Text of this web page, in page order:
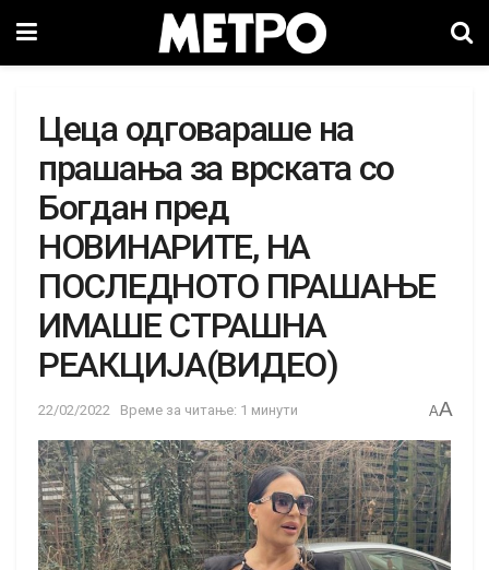
Цеца одговараше на
прашања за врската со
Богдан пред
НОВИНАРИТЕ, НА
ПОСЛЕДНОТО ПРАШАЊЕ
ИМАШЕ СТРАШНА
РЕАКЦИЈА(ВИДЕО)
22/02/2022 Време за читање: 1 минути AA